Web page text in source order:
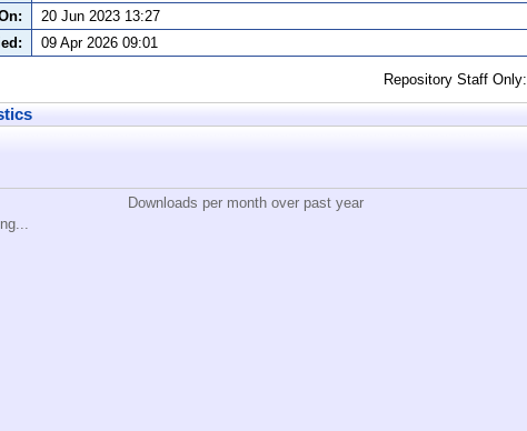
20 Jun 2023 13:27
09 Apr 2026 09:01
Repository Staff Only:
Downloads per month over past year